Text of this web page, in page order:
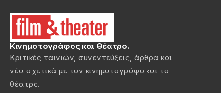
Κινηματογράφος και Θέατρο.
Κριτικές ταινιών, συνεντεύξεις, άρθρα και
νέα σχετικά με τον κινηματογράφο και το
θέατρο.